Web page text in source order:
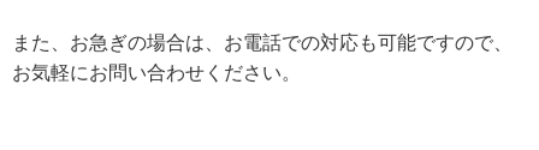
また、お急ぎの場合は、お電話での対応も可能ですので、
お気軽にお問い合わせください。